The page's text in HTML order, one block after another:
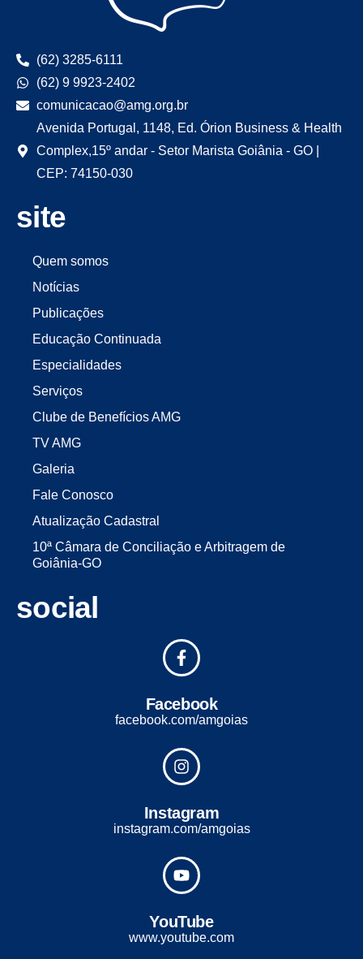
(62) 3285-6111
(62) 9 9923-2402
comunicacao@amg.org.br
Avenida Portugal, 1148, Ed. Órion Business & Health
Complex,15º andar - Setor Marista Goiânia - GO |
CEP: 74150-030
site
Quem somos
Notícias
Publicações
Educação Continuada
Especialidades
Serviços
Clube de Benefícios AMG
TV AMG
Galeria
Fale Conosco
Atualização Cadastral
10ª Câmara de Conciliação e Arbitragem de
Goiânia-GO
social
Facebook
facebook.com/amgoias
Instagram
instagram.com/amgoias
YouTube
www.youtube.com